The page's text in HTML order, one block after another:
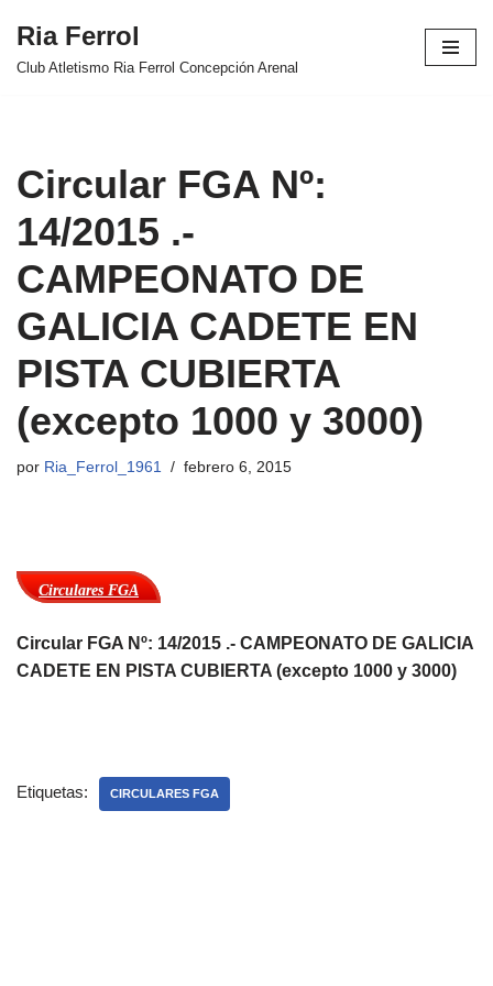
Saltar
Ria Ferrol
Club Atletismo Ria Ferrol Concepción Arenal
Circular FGA Nº:
14/2015 .-
CAMPEONATO DE
GALICIA CADETE EN
PISTA CUBIERTA
(excepto 1000 y 3000)
por Ria_Ferrol_1961 febrero 6, 2015
Circulares FGA
Circular FGA Nº: 14/2015 .- CAMPEONATO DE GALICIA
CADETE EN PISTA CUBIERTA (excepto 1000 y 3000)
Etiquetas: CIRCULARES FGA